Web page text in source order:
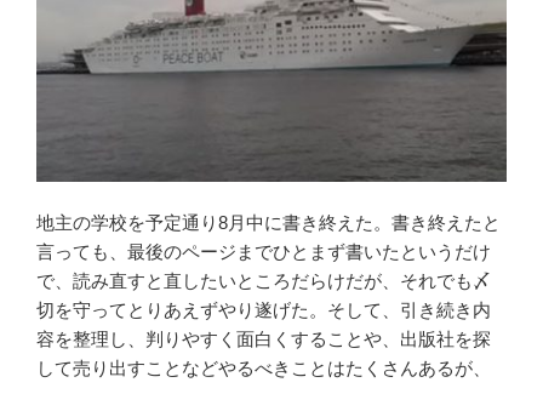
地主の学校を予定通り8月中に書き終えた。書き終えたと
言っても、最後のページまでひとまず書いたというだけ
で、読み直すと直したいところだらけだが、それでも〆
切を守ってとりあえずやり遂げた。そして、引き続き内
容を整理し、判りやすく面白くすることや、出版社を探
して売り出すことなどやるべきことはたくさんあるが、